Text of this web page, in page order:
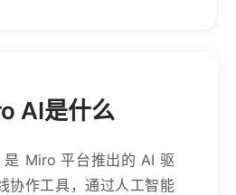
AI是什么
是 Miro 平台推出的 AI 驱
协作工具，通过人工智能